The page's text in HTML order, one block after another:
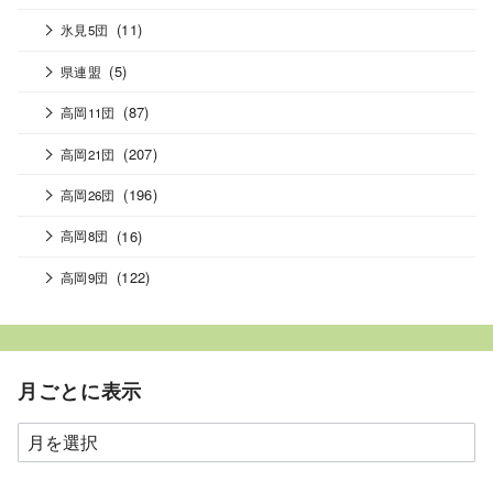
氷見5団 (11)
県連盟 (5)
高岡11団 (87)
高岡21団 (207)
高岡26団 (196)
高岡8団 (16)
高岡9団 (122)
月ごとに表示
月
ご